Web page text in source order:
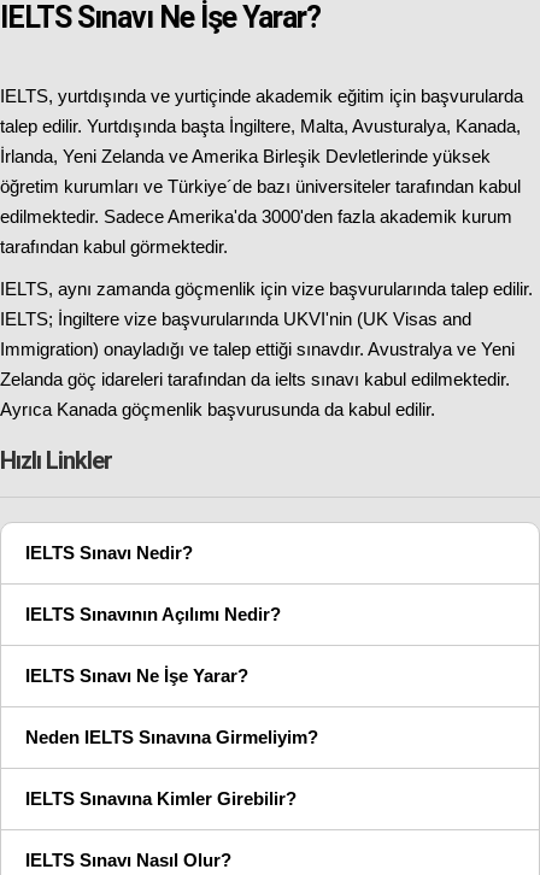
IELTS Sınavı Ne İşe Yarar?
IELTS, yurtdışında ve yurtiçinde akademik eğitim için başvurularda
talep edilir. Yurtdışında başta İngiltere, Malta, Avusturalya, Kanada,
İrlanda, Yeni Zelanda ve Amerika Birleşik Devletlerinde yüksek
öğretim kurumları ve Türkiye´de bazı üniversiteler tarafından kabul
edilmektedir. Sadece Amerika'da 3000'den fazla akademik kurum
tarafından kabul görmektedir.
IELTS, aynı zamanda göçmenlik için vize başvurularında talep edilir.
IELTS; İngiltere vize başvurularında UKVI'nin (UK Visas and
Immigration) onayladığı ve talep ettiği sınavdır. Avustralya ve Yeni
Zelanda göç idareleri tarafından da ielts sınavı kabul edilmektedir.
Ayrıca Kanada göçmenlik başvurusunda da kabul edilir.
Hızlı Linkler
IELTS Sınavı Nedir?
IELTS Sınavının Açılımı Nedir?
IELTS Sınavı Ne İşe Yarar?
Neden IELTS Sınavına Girmeliyim?
IELTS Sınavına Kimler Girebilir?
IELTS Sınavı Nasıl Olur?